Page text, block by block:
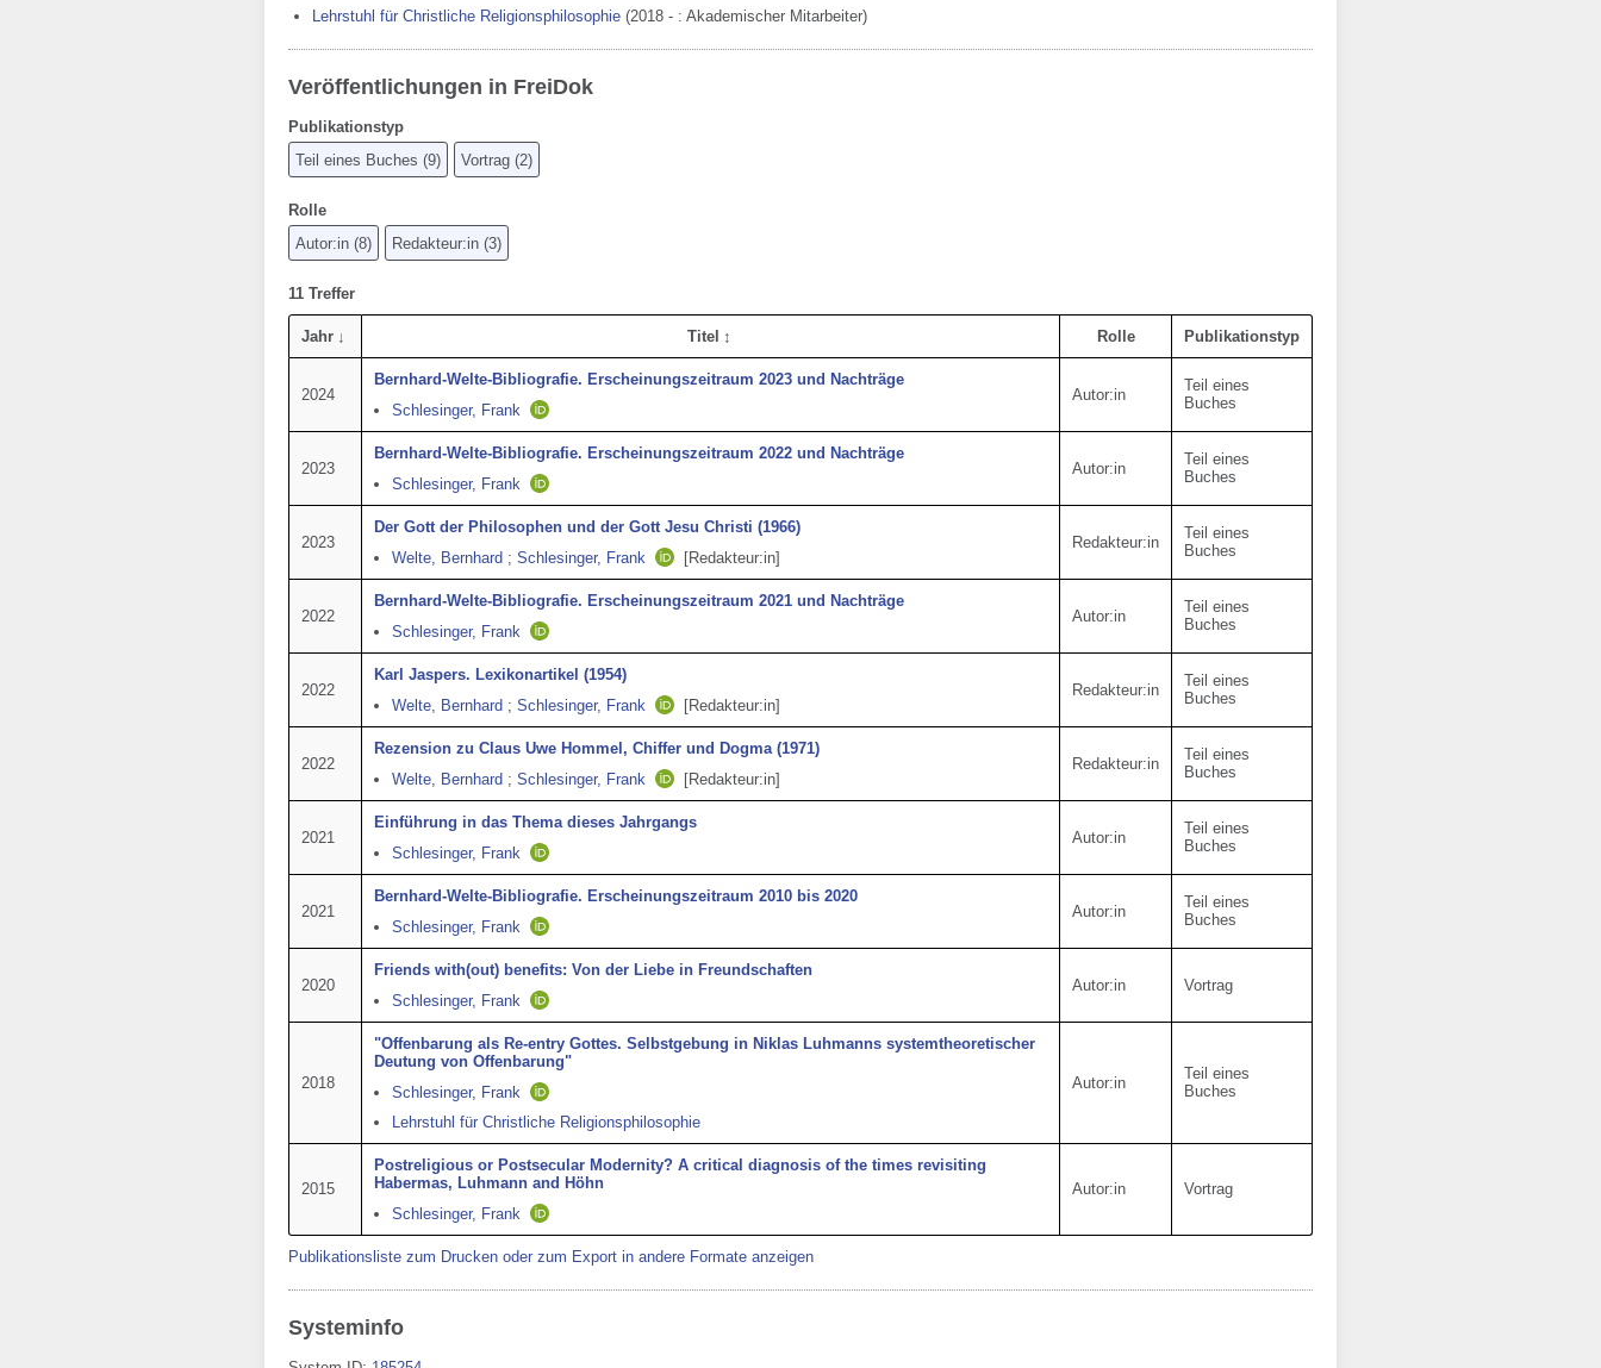
Lehrstuhl für Christliche Religionsphilosophie (2018 - : Akademischer Mitarbeiter)
Veröffentlichungen in FreiDok
Publikationstyp
Teil eines Buches (9) Vortrag (2)
Rolle
Autor:in (8) Redakteur:in (3)
11 Treffer
Jahr Titel Rolle Publikationstyp
2024
Bernhard-Welte-Bibliografie. Erscheinungszeitraum 2023 und Nachträge
Schlesinger, Frank
Autor:in
Teil eines
Buches
2023
Bernhard-Welte-Bibliografie. Erscheinungszeitraum 2022 und Nachträge
Schlesinger, Frank
Autor:in
Teil eines
Buches
2023
Der Gott der Philosophen und der Gott Jesu Christi (1966)
Welte, Bernhard ; Schlesinger, Frank [Redakteur:in]
Redakteur:in
Teil eines
Buches
2022
Bernhard-Welte-Bibliografie. Erscheinungszeitraum 2021 und Nachträge
Schlesinger, Frank
Autor:in
Teil eines
Buches
2022
Karl Jaspers. Lexikonartikel (1954)
Welte, Bernhard ; Schlesinger, Frank [Redakteur:in]
Redakteur:in
Teil eines
Buches
2022
Rezension zu Claus Uwe Hommel, Chiffer und Dogma (1971)
Welte, Bernhard ; Schlesinger, Frank [Redakteur:in]
Redakteur:in
Teil eines
Buches
2021
Einführung in das Thema dieses Jahrgangs
Schlesinger, Frank
Autor:in
Teil eines
Buches
2021
Bernhard-Welte-Bibliografie. Erscheinungszeitraum 2010 bis 2020
Schlesinger, Frank
Autor:in
Teil eines
Buches
2020
Friends with(out) benefits: Von der Liebe in Freundschaften
Schlesinger, Frank
Autor:in Vortrag
2018
"Offenbarung als Re-entry Gottes. Selbstgebung in Niklas Luhmanns systemtheoretischer
Deutung von Offenbarung"
Schlesinger, Frank
Lehrstuhl für Christliche Religionsphilosophie
Autor:in
Teil eines
Buches
2015
Postreligious or Postsecular Modernity? A critical diagnosis of the times revisiting
Habermas, Luhmann and Höhn
Schlesinger, Frank
Autor:in Vortrag
Publikationsliste zum Drucken oder zum Export in andere Formate anzeigen
Systeminfo